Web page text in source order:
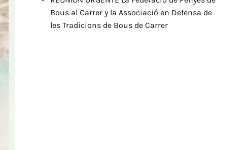
Bous al Carrer y la Associació en Defensa de
les Tradicions de Bous de Carrer